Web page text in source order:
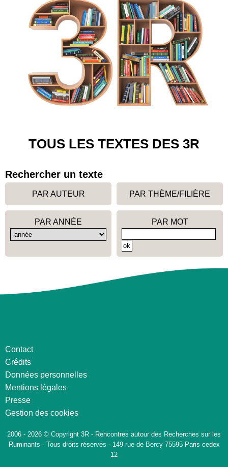
TOUS LES TEXTES DES 3R
Rechercher un texte
PAR AUTEUR PAR THÈME/FILIÈRE
PAR ANNÉE PAR MOT
Contact
Crédits
Données personnelles
Mentions légales
Presse
Gestion des cookies
2006 - 2026 © Copyright 3R - Rencontres autour des Recherches sur les
Ruminants - Tous droits réservés - 149 rue de Bercy 75595 Paris cedex
12